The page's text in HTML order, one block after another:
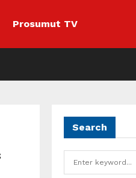
Prosumut TV
Search